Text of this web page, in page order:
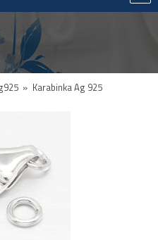
Karabinka Ag 925